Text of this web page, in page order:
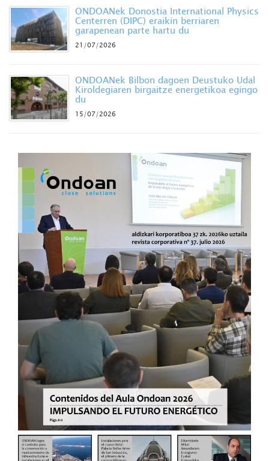
ONDOANek Donostia International Physics
Centerren (DIPC) eraikin berriaren
garapenean parte hartu du
21/07/2026
ONDOANek Bilbon dagoen Deustuko Udal
Kiroldegiaren birgaitze energetikoa egingo
du
15/07/2026